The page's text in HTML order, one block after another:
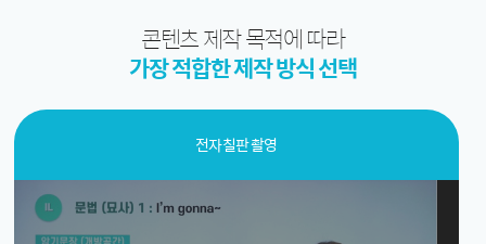
콘텐츠 제작 목적에 따라
가장 적합한 제작 방식 선택
전자칠판 촬영